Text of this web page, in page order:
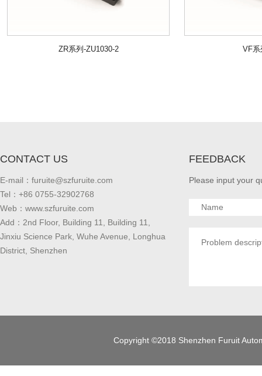
ZR系列-ZU1030-2 VF系
CONTACT US
E-mail： furuite@szfuruite.com
Tel：+86 0755-32902768
Web：www.szfuruite.com
Add：2nd Floor, Building 11, Building 11,
Jinxiu Science Park, Wuhe Avenue, Longhua
District, Shenzhen
FEEDBACK
Please input your
Copyright ©2018 Shenzhen Furuit